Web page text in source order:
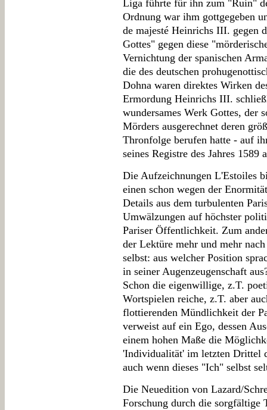
Liga führte für ihn zum "Ruin"
Ordnung war ihm gottgegeben
de majesté Heinrichs III. gegen
Gottes" gegen diese
Vernichtung der spanischen
die des deutschen
Dohna waren direktes Wirken
Ermordung Heinrichs III.
wundersames Werk Gottes, der
Mörders ausgerechnet deren
Thronfolge berufen hatte - auf
seines Registre des Jahres
Die Aufzeichnungen L'Estoiles
einen schon wegen der
Details aus dem turbulenten
Umwälzungen auf höchster
Pariser Öffentlichkeit. Zum
der Lektüre mehr und mehr
selbst: aus welcher Position
in seiner Augenzeugenschaft
Schon die eigenwillige, z.T.
Wortspielen reiche, z.T. aber
flottierenden Mündlichkeit der
verweist auf ein Ego, dessen
einem hohen Maße die
'Individualität' im letzten Drittel
auch wenn dieses "Ich" selbst
Die Neuedition von Lazard/
Forschung durch die sorgfältige